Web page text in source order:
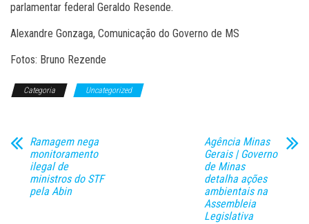
parlamentar federal Geraldo Resende.
Alexandre Gonzaga, Comunicação do Governo de MS
Fotos: Bruno Rezende
Categoria Uncategorized
Ramagem nega
monitoramento
ilegal de
ministros do STF
pela Abin
Agência Minas
Gerais | Governo
de Minas
detalha ações
ambientais na
Assembleia
Legislativa